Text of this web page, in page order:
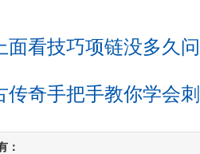
面看技巧项链没多久
传奇手把手教你学会
：